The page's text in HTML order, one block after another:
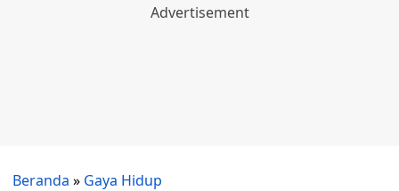
Beranda » Gaya Hidup